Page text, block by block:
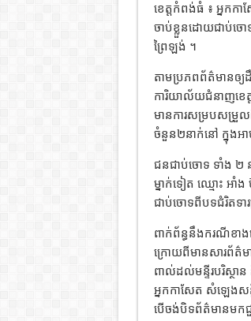
ខេត្តកំពង់ធំ ៖ អ្នកក
ចាប់ខ្លួនដោយជាប់ចោ
ព្រៃឡង់ ។
តាមប្រភពព័ត៌មានឲ្យ
ការិយាល័យជំនាញខេ
មានការសម្របសម្រួល
ចំនួន២នាក់នៅ ក្នុងអ
ជនជាប់ចោទ ទាំង ២
ម្នាក់ទៀត ឈ្មោះ អាំ
ជាប់ចោទពីបទជំរិតទា
ពាក់ព័ន្ធនឹងករណីខាង
ក្រោយពីមានសារព័ត៌
ពាល់ដល់មន្ទីរបរិស្ថា
អ្នកកាសែត សំឡេងស
បើចង់បិទព័ត៌មានមក